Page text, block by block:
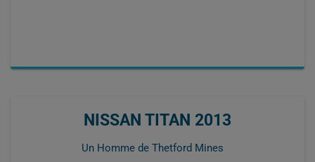
NISSAN TITAN 2013
Un Homme de Thetford Mines